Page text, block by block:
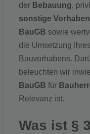
der Bebauung,
sonstige Vorhaben
BauGB sowie
die Umsetzung
Bauvorhabens.
beleuchten wir
BauGB für
Relevanz ist.
Was ist §